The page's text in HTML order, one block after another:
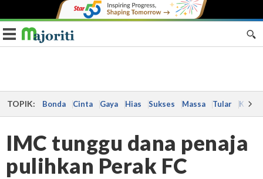
Toggle navigation
TOPIK: Bonda Cinta Gaya Hias Sukses Massa Tular Kes
IMC tunggu dana penaja
pulihkan Perak FC